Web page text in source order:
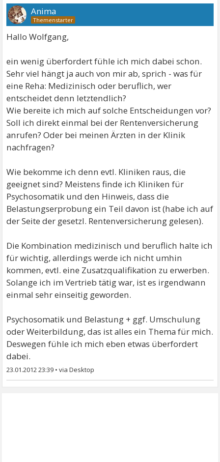
Anima
Hallo Wolfgang,
ein wenig überfordert fühle ich mich dabei schon.
Sehr viel hängt ja auch von mir ab, sprich - was für
eine Reha: Medizinisch oder beruflich, wer
entscheidet denn letztendlich?
Wie bereite ich mich auf solche Entscheidungen vor?
Soll ich direkt einmal bei der Rentenversicherung
anrufen? Oder bei meinen Ärzten in der Klinik
nachfragen?
Wie bekomme ich denn evtl. Kliniken raus, die
geeignet sind? Meistens finde ich Kliniken für
Psychosomatik und den Hinweis, dass die
Belastungserprobung ein Teil davon ist (habe ich auf
der Seite der gesetzl. Rentenversicherung gelesen).
Die Kombination medizinisch und beruflich halte ich
für wichtig, allerdings werde ich nicht umhin
kommen, evtl. eine Zusatzqualifikation zu erwerben.
Solange ich im Vertrieb tätig war, ist es irgendwann
einmal sehr einseitig geworden.
Psychosomatik und Belastung + ggf. Umschulung
oder Weiterbildung, das ist alles ein Thema für mich.
Deswegen fühle ich mich eben etwas überfordert
dabei.
23.01.2012 23:39 •